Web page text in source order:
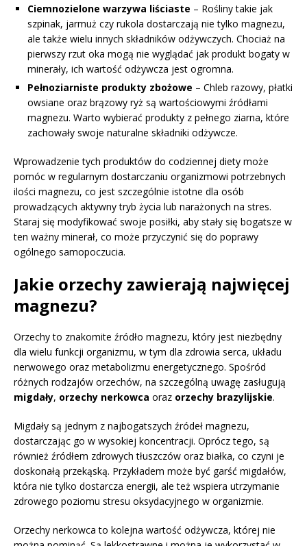
Ciemnozielone warzywa liściaste – Rośliny takie jak
szpinak, jarmuż czy rukola dostarczają nie tylko magnezu,
ale także wielu innych składników odżywczych. Chociaż na
pierwszy rzut oka mogą nie wyglądać jak produkt bogaty w
minerały, ich wartość odżywcza jest ogromna.
Pełnoziarniste produkty zbożowe – Chleb razowy, płatki
owsiane oraz brązowy ryż są wartościowymi źródłami
magnezu. Warto wybierać produkty z pełnego ziarna, które
zachowały swoje naturalne składniki odżywcze.
Wprowadzenie tych produktów do codziennej diety może
pomóc w regularnym dostarczaniu organizmowi potrzebnych
ilości magnezu, co jest szczególnie istotne dla osób
prowadzących aktywny tryb życia lub narażonych na stres.
Staraj się modyfikować swoje posiłki, aby stały się bogatsze w
ten ważny minerał, co może przyczynić się do poprawy
ogólnego samopoczucia.
Jakie orzechy zawierają najwięcej
magnezu?
Orzechy to znakomite źródło magnezu, który jest niezbędny
dla wielu funkcji organizmu, w tym dla zdrowia serca, układu
nerwowego oraz metabolizmu energetycznego. Spośród
różnych rodzajów orzechów, na szczególną uwagę zasługują
migdały, orzechy nerkowca oraz orzechy brazylijskie.
Migdały są jednym z najbogatszych źródeł magnezu,
dostarczając go w wysokiej koncentracji. Oprócz tego, są
również źródłem zdrowych tłuszczów oraz białka, co czyni je
doskonałą przekąską. Przykładem może być garść migdałów,
która nie tylko dostarcza energii, ale też wspiera utrzymanie
zdrowego poziomu stresu oksydacyjnego w organizmie.
Orzechy nerkowca to kolejna wartość odżywcza, której nie